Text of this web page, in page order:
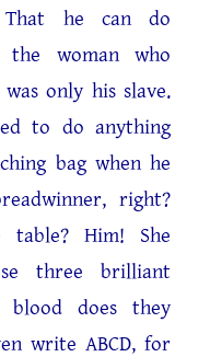
he can do
the woman who
only his slave.
to do anything
bag when he
right?
Him! She
three brilliant
blood does they
write ABCD, for